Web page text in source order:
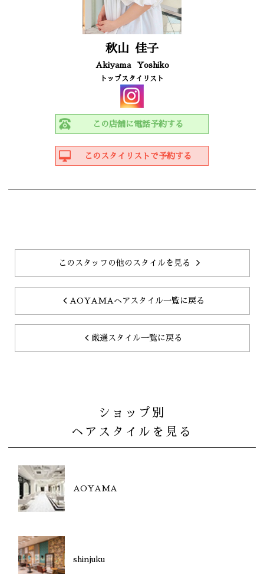
秋山 佳子
Akiyama Yoshiko
トップスタイリスト
この店舗に電話予約する
このスタイリストで予約する
このスタッフの他のスタイルを見る
AOYAMAヘアスタイル一覧に戻る
厳選スタイル一覧に戻る
ショップ別
ヘアスタイルを見る
AOYAMA
shinjuku